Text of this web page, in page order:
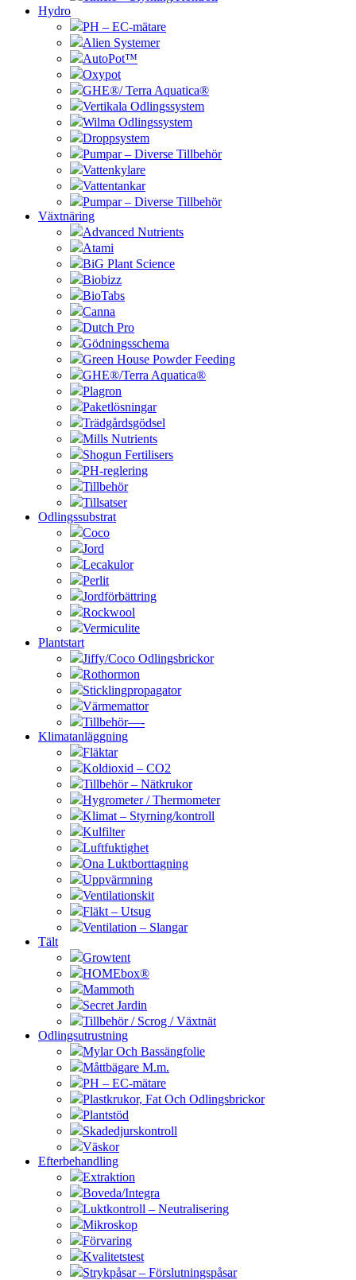
Hydro
PH – EC-mätare
Alien Systemer
AutoPot™
Oxypot
GHE®/ Terra Aquatica®
Vertikala Odlingssystem
Wilma Odlingssystem
Droppsystem
Pumpar – Diverse Tillbehör
Vattenkylare
Vattentankar
Pumpar – Diverse Tillbehör
Växtnäring
Advanced Nutrients
Atami
BiG Plant Science
Biobizz
BioTabs
Canna
Dutch Pro
Gödningsschema
Green House Powder Feeding
GHE®/Terra Aquatica®
Plagron
Paketlösningar
Trädgårdsgödsel
Mills Nutrients
Shogun Fertilisers
PH-reglering
Tillbehör
Tillsatser
Odlingssubstrat
Coco
Jord
Lecakulor
Perlit
Jordförbättring
Rockwool
Vermiculite
Plantstart
Jiffy/Coco Odlingsbrickor
Rothormon
Sticklingpropagator
Värmemattor
Tillbehör—-
Klimatanläggning
Fläktar
Koldioxid – CO2
Tillbehör – Nätkrukor
Hygrometer / Thermometer
Klimat – Styrning/kontroll
Kulfilter
Luftfuktighet
Ona Luktborttagning
Uppvärmning
Ventilationskit
Fläkt – Utsug
Ventilation – Slangar
Tält
Growtent
HOMEbox®
Mammoth
Secret Jardin
Tillbehör / Scrog / Växtnät
Odlingsutrustning
Mylar Och Bassängfolie
Måttbägare M.m.
PH – EC-mätare
Plastkrukor, Fat Och Odlingsbrickor
Plantstöd
Skadedjurskontroll
Väskor
Efterbehandling
Extraktion
Boveda/Integra
Luktkontroll – Neutralisering
Mikroskop
Förvaring
Kvalitetstest
Strykpåsar – Förslutningspåsar